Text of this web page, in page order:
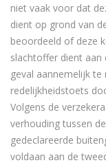
niet vaak voor dat
dient op grond van
beoordeeld of deze
slachtoffer dient aan
geval aannemelijk
redelijkheidstoets
Volgens de
verhouding tussen
gedeclareerde
voldaan aan de